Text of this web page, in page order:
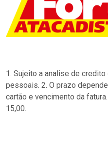
1. Sujeito a analise de
pessoais. 2. O prazo
cartão e vencimento da
15,00.